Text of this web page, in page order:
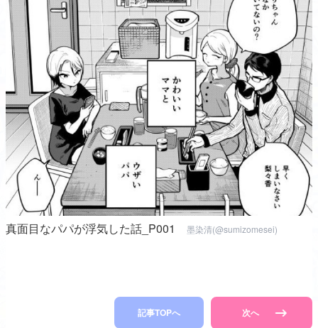
真面目なパパが浮気した話_P001 墨染清(@sumizomesei)
記事TOPへ 次へ